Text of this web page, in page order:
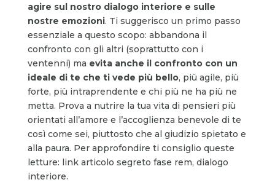
agire sul nostro dialogo interiore e sulle
nostre emozioni. Ti suggerisco un primo passo
essenziale a questo scopo: abbandona il
confronto con gli altri (soprattutto con i
ventenni) ma evita anche il confronto con un
ideale di te che ti vede più bello, più agile, più
forte, più intraprendente e chi più ne ha più ne
metta. Prova a nutrire la tua vita di pensieri più
orientati all’amore e l’accoglienza benevole di te
così come sei, piuttosto che al giudizio spietato e
alla paura. Per approfondire ti consiglio queste
letture: link articolo segreto fase rem, dialogo
interiore.